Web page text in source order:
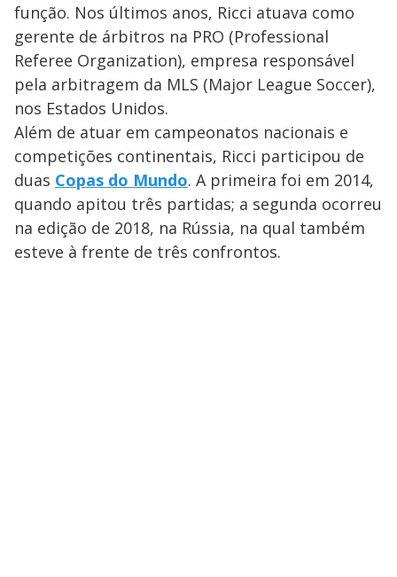
função. Nos últimos anos, Ricci atuava como
gerente de árbitros na PRO (Professional
Referee Organization), empresa responsável
pela arbitragem da MLS (Major League Soccer),
nos Estados Unidos.
Além de atuar em campeonatos nacionais e
competições continentais, Ricci participou de
duas Copas do Mundo. A primeira foi em 2014,
quando apitou três partidas; a segunda ocorreu
na edição de 2018, na Rússia, na qual também
esteve à frente de três confrontos.